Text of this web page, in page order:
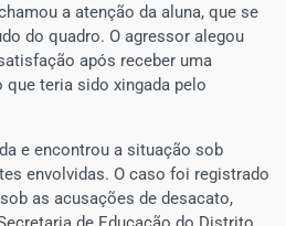
a atenção da aluna, que se
do quadro. O agressor alegou
após receber uma
que teria sido xingada pelo
e encontrou a situação sob
envolvidas. O caso foi registrado
as acusações de desacato,